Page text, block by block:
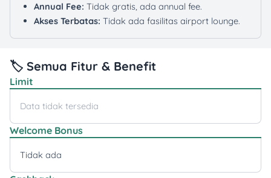
Annual Fee: Tidak gratis, ada annual fee.
Akses Terbatas: Tidak ada fasilitas airport lounge.
🏷️ Semua Fitur & Benefit
Limit
Data tidak tersedia
Welcome Bonus
Tidak ada